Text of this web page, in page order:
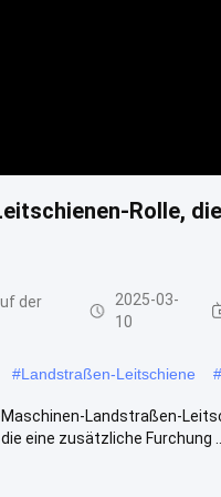
Rolle,
der
2025-03-
10
#Landstraßen-Leitschiene #
Landstraßen-
eine zusätzliche Furchung ....